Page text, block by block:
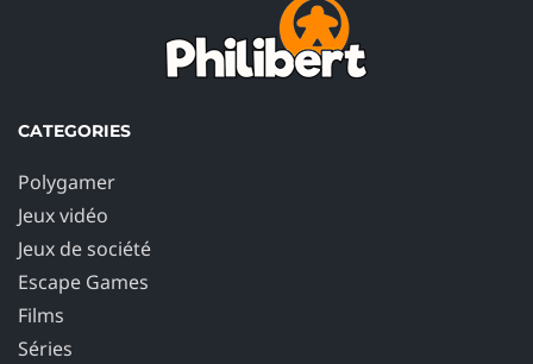
CATEGORIES
Polygamer
Jeux vidéo
Jeux de société
Escape Games
Films
Séries